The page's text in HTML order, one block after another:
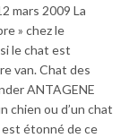
mars 2009 La
» chez le
le chat est
van. Chat des
ANTAGENE
chien ou d’un chat
étonné de ce